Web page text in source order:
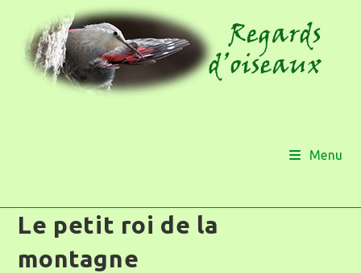
Menu
Le petit roi de la
montagne